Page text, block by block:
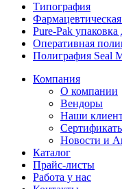
Типография
Pure-Pak
Оперативная
Полиграфия Seal
Компания
О компании
Вендоры
Наши
Новости и
Каталог
Прайс-листы
Работа у нас